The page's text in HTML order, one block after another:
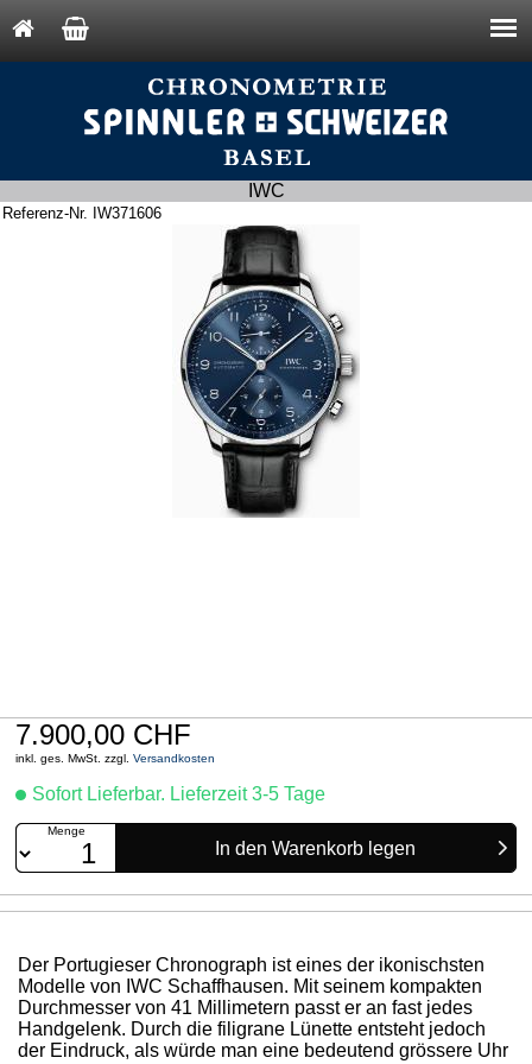
IWC
Referenz-Nr. IW371606
7.900,00 CHF
inkl. ges. MwSt. zzgl.Versandkosten
Sofort Lieferbar. Lieferzeit 3-5 Tage
Menge
Der Portugieser Chronograph ist eines der ikonischsten
Modelle von IWC Schaffhausen. Mit seinem kompakten
Durchmesser von 41 Millimetern passt er an fast jedes
Handgelenk. Durch die filigrane Lünette entsteht jedoch
der Eindruck, als würde man eine bedeutend grössere Uhr